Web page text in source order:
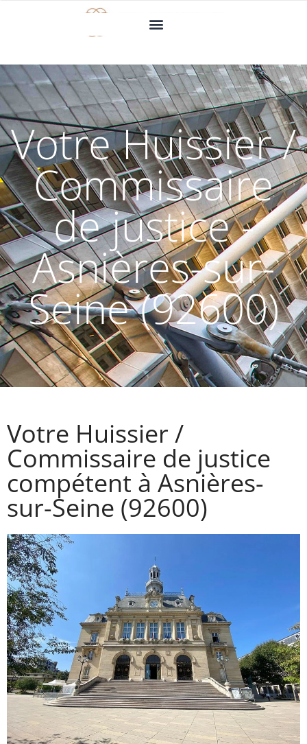
Votre Huissier /
Commissaire
de justice -
Asnières-sur-
Seine (92600)
Votre Huissier /
Commissaire de justice
compétent à Asnières-
sur-Seine (92600)